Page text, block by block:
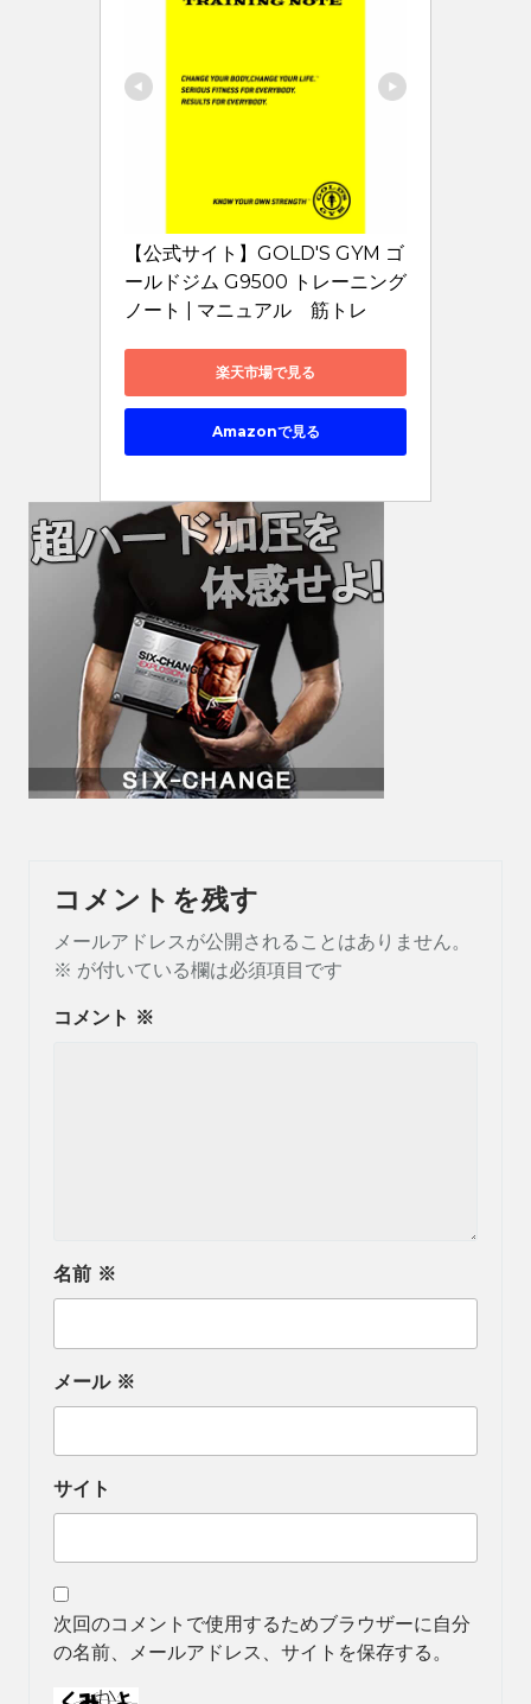
【公式サイト】GOLD'S GYM ゴ
ールドジム G9500 トレーニング
ノート | マニュアル　筋トレ
楽天市場で見る
Amazonで見る
コメントを残す
メールアドレスが公開されることはありません。
※ が付いている欄は必須項目です
コメント ※
名前 ※
メール ※
サイト
次回のコメントで使用するためブラウザーに自分
の名前、メールアドレス、サイトを保存する。